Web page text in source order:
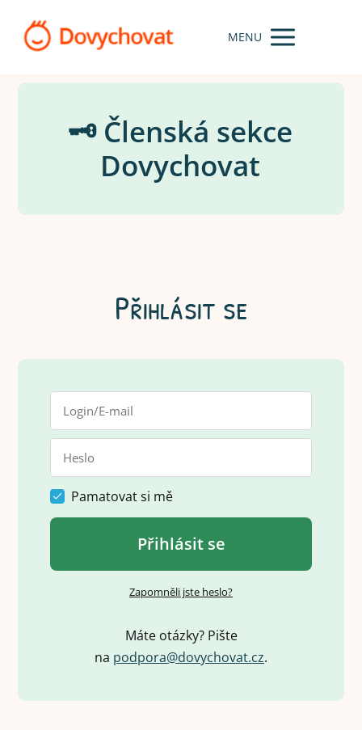
MENU
🗝️ Členská sekce
Dovychovat
Přihlásit se
Pamatovat si mě
Přihlásit se
Zapomněli jste heslo?
Máte otázky? Pište
na podpora@dovychovat.cz.